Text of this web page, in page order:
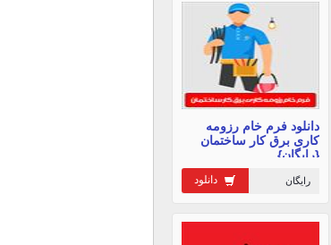
دانلود فرم خام رزومه
کاری برق کار ساختمان
{رایگان}
دانلود رایگان